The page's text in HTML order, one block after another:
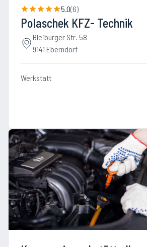
5.0(6)
Polaschek KFZ- Technik
Bleiburger Str. 58
9141 Eberndorf
Werkstatt